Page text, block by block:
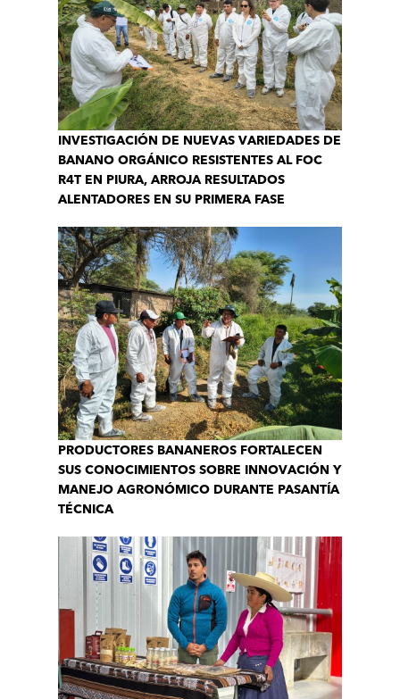
INVESTIGACIÓN DE NUEVAS VARIEDADES DE
BANANO ORGÁNICO RESISTENTES AL FOC
R4T EN PIURA, ARROJA RESULTADOS
ALENTADORES EN SU PRIMERA FASE
PRODUCTORES BANANEROS FORTALECEN
SUS CONOCIMIENTOS SOBRE INNOVACIÓN Y
MANEJO AGRONÓMICO DURANTE PASANTÍA
TÉCNICA